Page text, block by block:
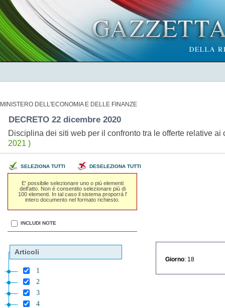
MINISTERO DELL'ECONOMIA E DELLE FINANZE
DECRETO 22 dicembre 2020
Disciplina dei siti web per il confronto tra le offerte relative
2021 )
SELEZIONA TUTTI DESELEZIONA TUTTI
E' possibile selezionare uno o piú elementi
dell'atto. Non é consentito selezionare piú di
100 elementi. In tal caso il sistema proporrá l'
intero documento nel formato richiesto.
INCLUDI NOTE
Articoli
1
2
3
4
Giorno : 18